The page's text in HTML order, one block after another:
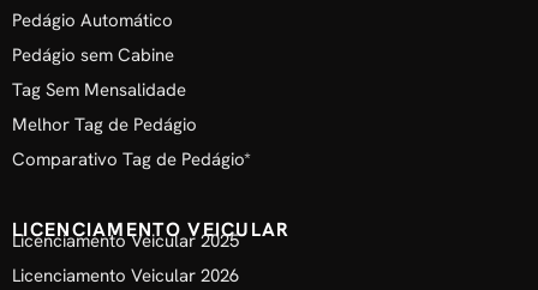
Pedágio Automático
Pedágio sem Cabine
Tag Sem Mensalidade
Melhor Tag de Pedágio
Comparativo Tag de Pedágio*
LICENCIAMENTO VEICULAR
Licenciamento Veicular 2025
Licenciamento Veicular 2026